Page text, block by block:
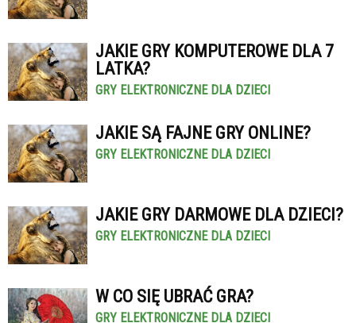
JAKIE GRY KOMPUTEROWE DLA 7
LATKA?
GRY ELEKTRONICZNE DLA DZIECI
JAKIE SĄ FAJNE GRY ONLINE?
GRY ELEKTRONICZNE DLA DZIECI
JAKIE GRY DARMOWE DLA DZIECI?
GRY ELEKTRONICZNE DLA DZIECI
W CO SIĘ UBRAĆ GRA?
GRY ELEKTRONICZNE DLA DZIECI